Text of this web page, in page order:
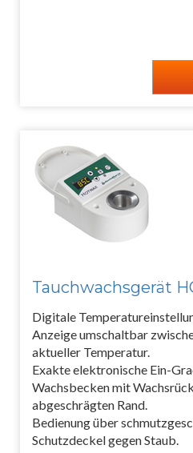
Tauchwachsgerät
Digitale
Anzeige umschaltbar
aktueller Temperatur.
Exakte elektronische Ein-
Wachsbecken mit
abgeschrägten Rand.
Bedienung über
Schutzdeckel gegen Staub.